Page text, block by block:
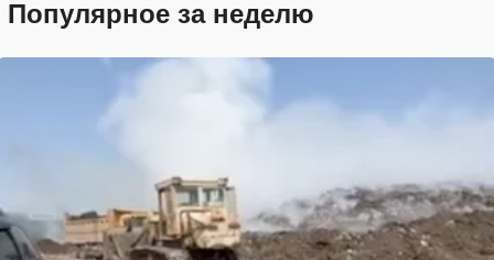
Популярное за неделю